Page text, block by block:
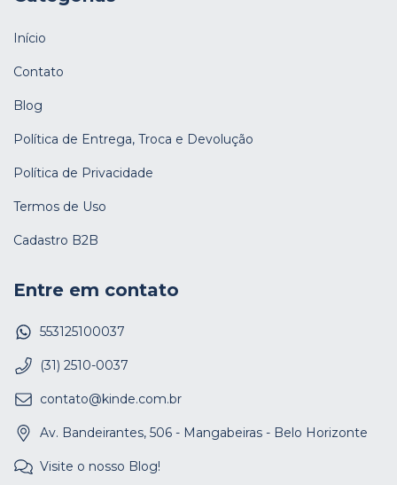
Início
Contato
Blog
Política de Entrega, Troca e Devolução
Política de Privacidade
Termos de Uso
Cadastro B2B
Entre em contato
553125100037
(31) 2510-0037
contato@kinde.com.br
Av. Bandeirantes, 506 - Mangabeiras - Belo Horizonte
Visite o nosso Blog!